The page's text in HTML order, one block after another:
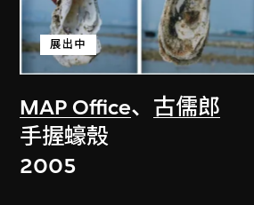
MAP Office、 古儒郎
展出中
手握蠔殼
2005